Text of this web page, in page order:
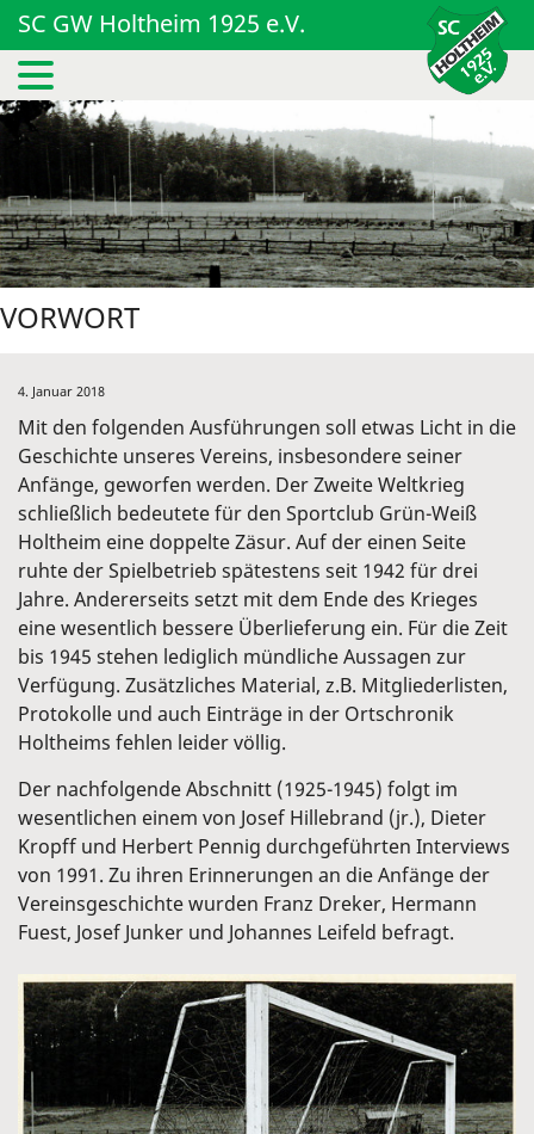
SC GW Holtheim 1925 e.V.
VORWORT
4. Januar 2018
Mit den folgenden Ausführungen soll etwas Licht in die
Geschichte unseres Vereins, insbesondere seiner
Anfänge, geworfen werden. Der Zweite Weltkrieg
schließlich bedeutete für den Sportclub Grün-Weiß
Holtheim eine doppelte Zäsur. Auf der einen Seite
ruhte der Spielbetrieb spätestens seit 1942 für drei
Jahre. Andererseits setzt mit dem Ende des Krieges
eine wesentlich bessere Überlieferung ein. Für die Zeit
bis 1945 stehen lediglich mündliche Aussagen zur
Verfügung. Zusätzliches Material, z.B. Mitgliederlisten,
Protokolle und auch Einträge in der Ortschronik
Holtheims fehlen leider völlig.
Der nachfolgende Abschnitt (1925-1945) folgt im
wesentlichen einem von Josef Hillebrand (jr.), Dieter
Kropff und Herbert Pennig durchgeführten Interviews
von 1991. Zu ihren Erinnerungen an die Anfänge der
Vereinsgeschichte wurden Franz Dreker, Hermann
Fuest, Josef Junker und Johannes Leifeld befragt.